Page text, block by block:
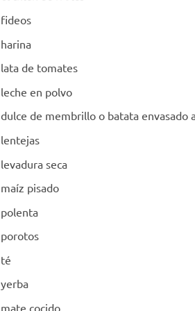
fideos
harina
lata de tomates
leche en polvo
dulce de membrillo o batata envasado
lentejas
levadura seca
maíz pisado
polenta
porotos
té
yerba
mate cocido